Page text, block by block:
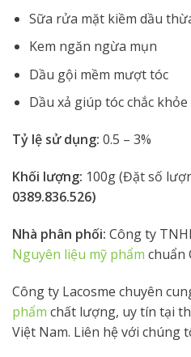
Sữa rửa mặt kiềm dầu
Kem ngăn ngừa mụn
Dầu gội mềm mượt tóc
Dầu xả giúp tóc chắc khỏe
Tỷ lệ sử dụng: 0.5 – 3%
Khối lượng: 100g (Đặt số
0389.836.526)
Nhà phân phối: Công ty
Nguyên liệu mỹ phẩm chuẩn
Công ty Lacosme chuyên
phẩm chất lượng, uy tín tại
Việt Nam. Liên hệ với chúng